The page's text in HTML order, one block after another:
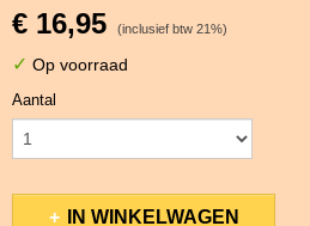
€ 16,95 (inclusief btw 21%)
✓ Op voorraad
Aantal
IN WINKELWAGEN